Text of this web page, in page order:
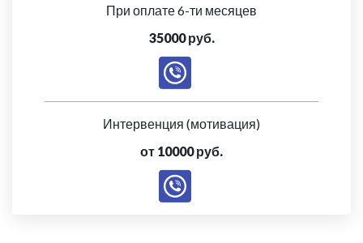
При оплате 6-ти месяцев
35000 руб.
Интервенция (мотивация)
от 10000 руб.